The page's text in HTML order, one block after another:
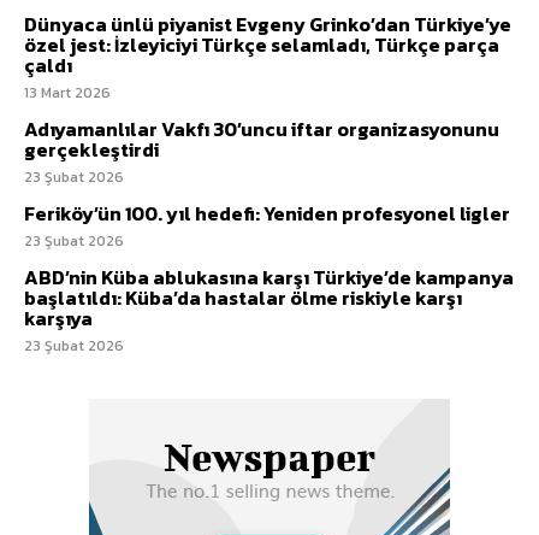
Dünyaca ünlü piyanist Evgeny Grinko’dan Türkiye’ye
özel jest: İzleyiciyi Türkçe selamladı, Türkçe parça
çaldı
13 Mart 2026
Adıyamanlılar Vakfı 30’uncu iftar organizasyonunu
gerçekleştirdi
23 Şubat 2026
Feriköy’ün 100. yıl hedefi: Yeniden profesyonel ligler
23 Şubat 2026
ABD’nin Küba ablukasına karşı Türkiye’de kampanya
başlatıldı: Küba’da hastalar ölme riskiyle karşı
karşıya
23 Şubat 2026